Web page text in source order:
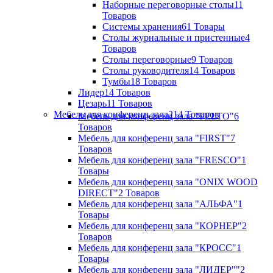
Наборные переговорные столы11
Товаров
Системы хранения61 Товары
Столы журнальные и пристенные4
Товаров
Столы переговорные9 Товаров
Столы руководителя14 Товаров
Тумбы18 Товаров
Лидер14 Товаров
Цезарь11 Товаров
Мебель для конференц зала214 Товаров
Мебель для конференц зала "FELTO"6
Товаров
Мебель для конференц зала "FIRST"7
Товаров
Мебель для конференц зала "FRESCO"1
Товары
Мебель для конференц зала "ONIX WOOD
DIRECT"2 Товаров
Мебель для конференц зала "АЛЬФА"1
Товары
Мебель для конференц зала "КОРНЕР"2
Товаров
Мебель для конференц зала "КРОСС"1
Товары
Мебель для конференц зала "ЛИДЕР""2